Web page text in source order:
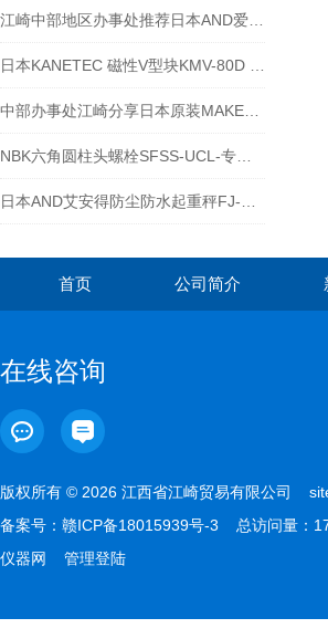
首页 公司简介
在线咨询
版权所有 © 2026 江西省江崎贸易有限公司
备案号： 赣ICP备18015939号-3 总访问量：
仪器网
管理登陆